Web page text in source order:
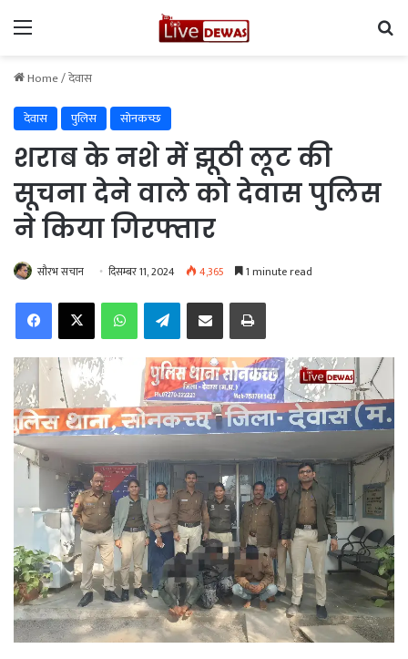
Menu
Home/देवास
देवास
पुलिस सोनकच्छ
शराब के नशे में झूठी लूट की
सूचना देने वाले को देवास पुलिस
ने किया गिरफ्तार
सौरभ सचान दिसम्बर 11, 2024 4,365 1 minute read
FacebookX WhatsAppTelegramShare via Email Print